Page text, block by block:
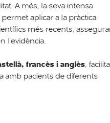
A més, la seva intensa
aplicar a la pràctica
més recents,
l'evidència.
francès i anglès,
amb pacients de diferents